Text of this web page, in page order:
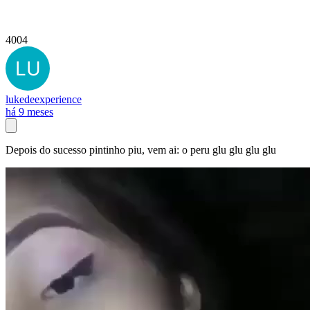
4004
lukedeexperience
há 9 meses
Depois do sucesso pintinho piu, vem ai: o peru glu glu glu glu